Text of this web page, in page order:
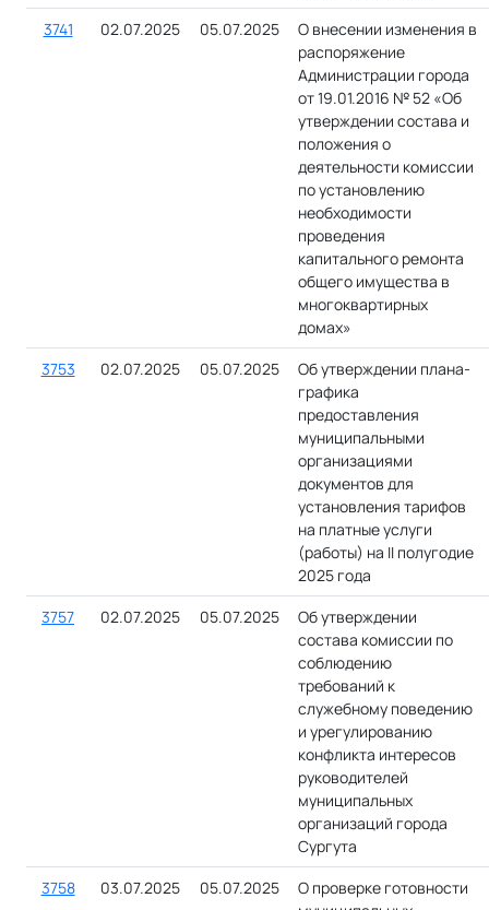
3741
02.07.2025 05.07.2025
О внесении изменения в
распоряжение
Администрации города
от 19.01.2016 № 52 «Об
утверждении состава и
положения о
деятельности комиссии
по установлению
необходимости
проведения
капитального ремонта
общего имущества в
многоквартирных
домах»
3753
02.07.2025 05.07.2025
Об утверждении плана-
графика
предоставления
муниципальными
организациями
документов для
установления тарифов
на платные услуги
(работы) на II полугодие
2025 года
3757
02.07.2025 05.07.2025
Об утверждении
состава комиссии по
соблюдению
требований к
служебному поведению
и урегулированию
конфликта интересов
руководителей
муниципальных
организаций города
Сургута
3758
03.07.2025 05.07.2025
О проверке готовности